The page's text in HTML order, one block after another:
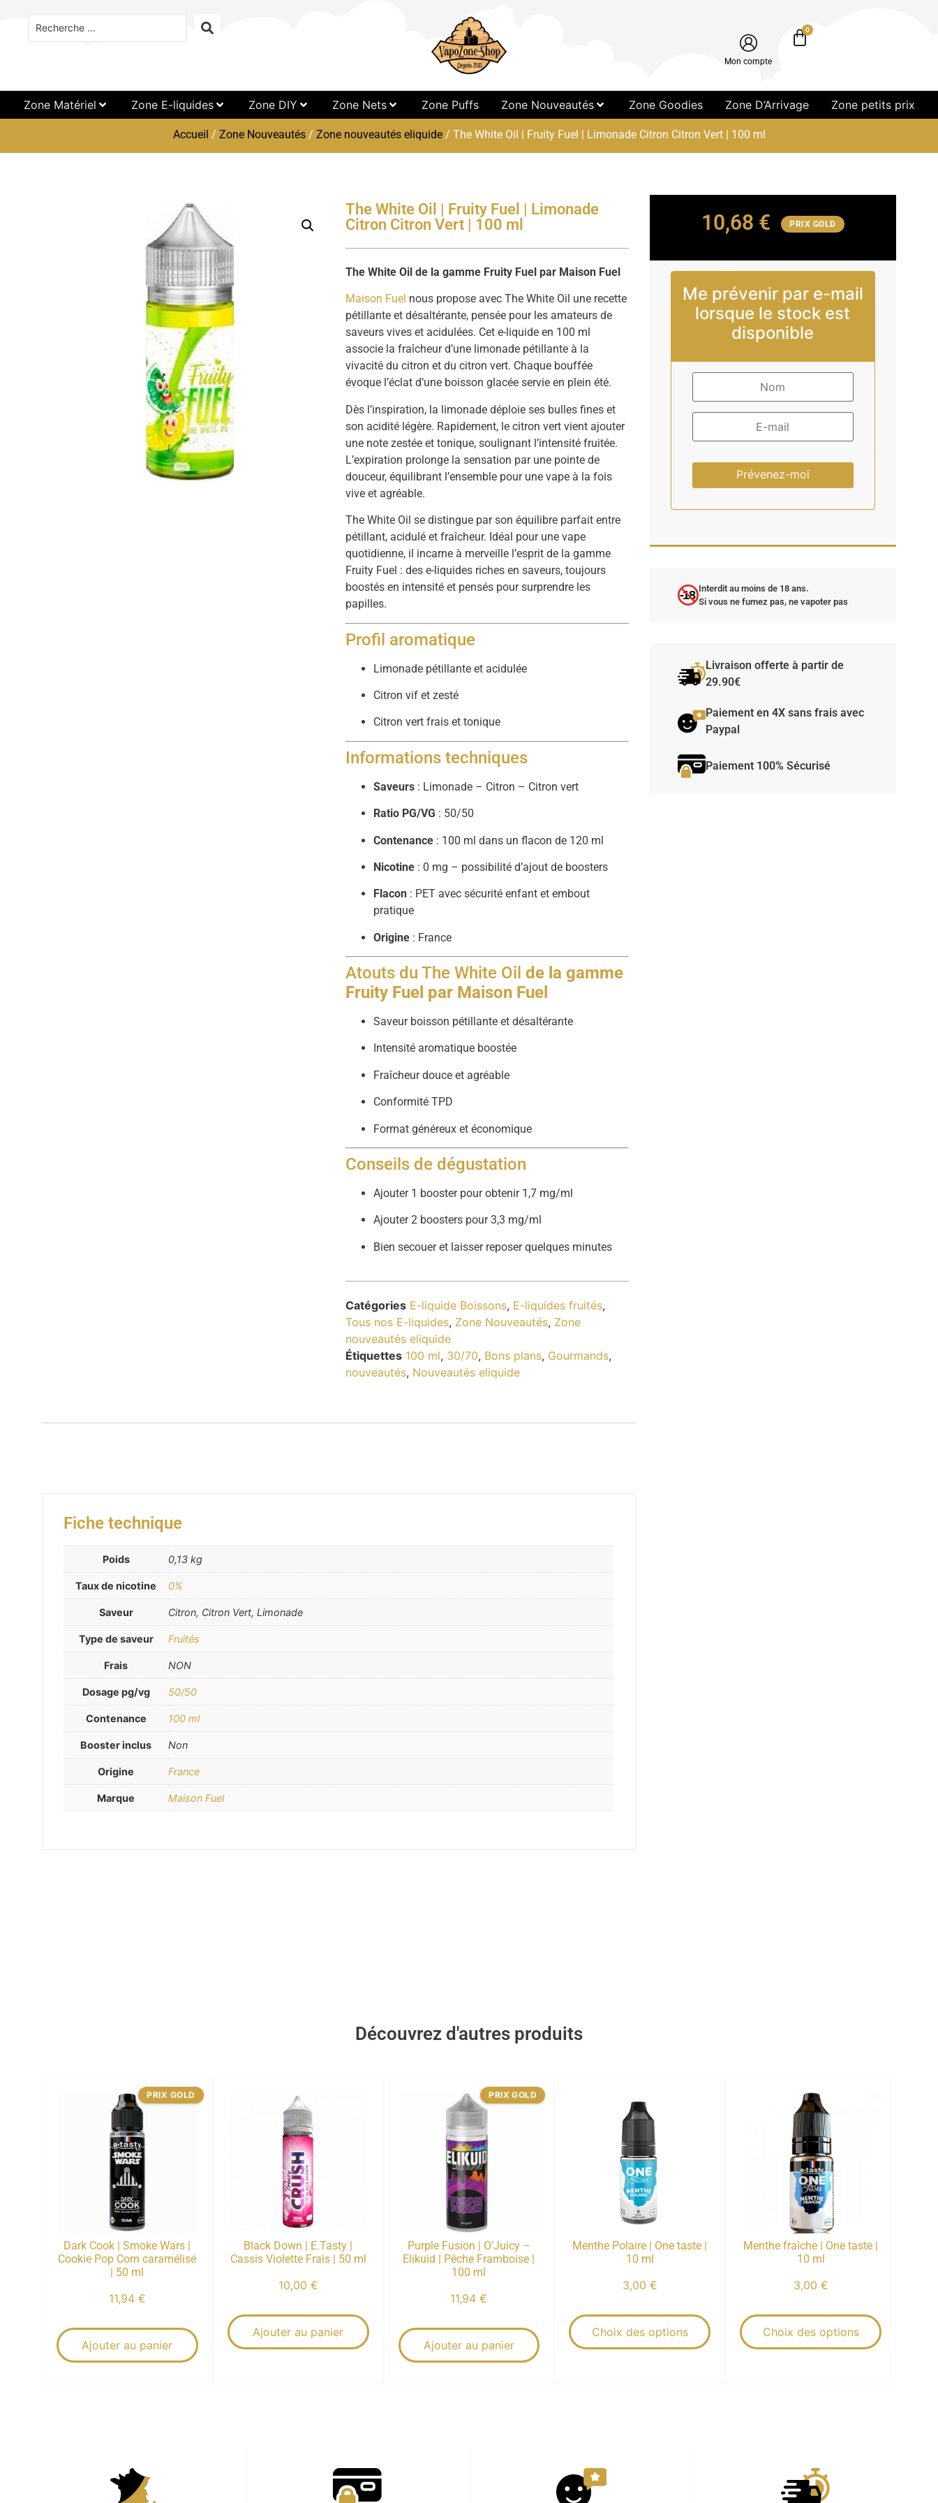
Mon compte
0
Zone Matériel Zone E-liquides Zone DIY Zone Nets Zone Puffs Zone Nouveautés Zone Goodies Zone D’Arrivage Zone petits prix
Accueil / Zone Nouveautés/ Zone nouveautés eliquide/ The White Oil | Fruity Fuel | Limonade Citron Citron Vert | 100 ml
The White Oil | Fruity Fuel | Limonade
Citron Citron Vert | 100 ml
The White Oil de la gamme Fruity Fuel par Maison Fuel
Maison Fuel nous propose avec The White Oil une recette
pétillante et désaltérante, pensée pour les amateurs de
saveurs vives et acidulées. Cet e-liquide en 100 ml
associe la fraîcheur d’une limonade pétillante à la
vivacité du citron et du citron vert. Chaque bouffée
évoque l’éclat d’une boisson glacée servie en plein été.
Dès l’inspiration, la limonade déploie ses bulles fines et
son acidité légère. Rapidement, le citron vert vient ajouter
une note zestée et tonique, soulignant l’intensité fruitée.
L’expiration prolonge la sensation par une pointe de
douceur, équilibrant l’ensemble pour une vape à la fois
vive et agréable.
The White Oil se distingue par son équilibre parfait entre
pétillant, acidulé et fraîcheur. Idéal pour une vape
quotidienne, il incarne à merveille l’esprit de la gamme
Fruity Fuel : des e-liquides riches en saveurs, toujours
boostés en intensité et pensés pour surprendre les
papilles.
Profil aromatique
Limonade pétillante et acidulée
Citron vif et zesté
Citron vert frais et tonique
Informations techniques
Saveurs : Limonade – Citron – Citron vert
Ratio PG/VG : 50/50
Contenance : 100 ml dans un flacon de 120 ml
Nicotine : 0 mg – possibilité d’ajout de boosters
Flacon : PET avec sécurité enfant et embout
pratique
Origine : France
Atouts du The White Oilde la gamme
Fruity Fuel par Maison Fuel
Saveur boisson pétillante et désaltérante
Intensité aromatique boostée
Fraîcheur douce et agréable
Conformité TPD
Format généreux et économique
Conseils de dégustation
Ajouter 1 booster pour obtenir 1,7 mg/ml
Ajouter 2 boosters pour 3,3 mg/ml
Bien secouer et laisser reposer quelques minutes
Catégories E-liquide Boissons, E-liquides fruités,
Tous nos E-liquides, Zone Nouveautés, Zone
nouveautés eliquide
Étiquettes 100 ml, 30/70, Bons plans, Gourmands,
nouveautés, Nouveautés eliquide
Fiche technique
Poids 0,13 kg
Taux de nicotine 0%
Saveur Citron, Citron Vert, Limonade
Type de saveur Fruités
Frais NON
Dosage pg/vg 50/50
Contenance 100 ml
Booster inclus Non
Origine France
Marque Maison Fuel
10,68 € PRIX GOLD
Me prévenir par e-mail
lorsque le stock est
disponible
Prévenez-moi
-18 Interdit au moins de 18 ans.
Si vous ne fumez pas, ne vapoter pas
Livraison offerte à partir de
29.90€
Paiement en 4X sans frais avec
Paypal
Paiement 100% Sécurisé
Découvrez d'autres produits
Dark Cook | Smoke Wars |
Cookie Pop Corn caramélisé
| 50 ml
11,94 €
Ajouter au panier
PRIX GOLD
Black Down | E.Tasty |
Cassis Violette Frais | 50 ml
10,00 €
Ajouter au panier
Purple Fusion | O’Juicy –
Elikuid | Pêche Framboise |
100 ml
11,94€
Ajouter au panier
PRIX GOLD
Menthe Polaire | One taste |
10 ml
3,00 €
Choix des options
Menthe fraîche | One taste |
10 ml
3,00 €
Choix des options